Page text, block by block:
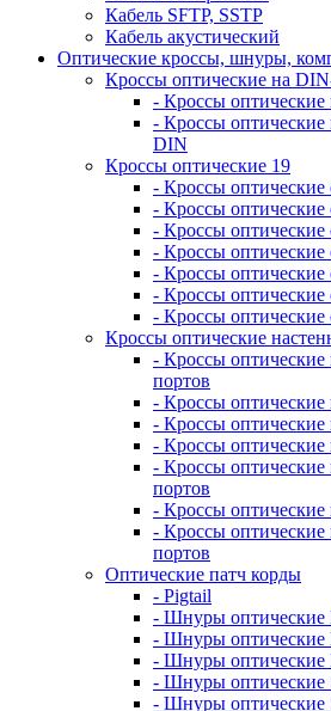
Кабель SFTP, SSTP
Кабель акустический
Оптические кроссы, шнуры,
Кроссы оптические на
- Кроссы
- Кроссы
DIN
Кроссы оптические 19
- Кроссы оптические
- Кроссы оптические
- Кроссы оптические
- Кроссы оптические
- Кроссы оптические
- Кроссы оптические
- Кроссы оптические
Кроссы оптические
- Кроссы оптические
портов
- Кроссы оптические
- Кроссы оптические
- Кроссы оптические
- Кроссы оптические
портов
- Кроссы оптические
- Кроссы оптические
портов
Оптические патч корды
- Pigtail
- Шнуры оптические
- Шнуры оптические
- Шнуры оптические
- Шнуры оптические
- Шнуры оптические